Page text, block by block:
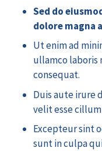
Sed do
dolore magna
Ut enim ad
ullamco laboris
consequat.
Duis aute irure
velit esse
Excepteur sint
sunt in culpa